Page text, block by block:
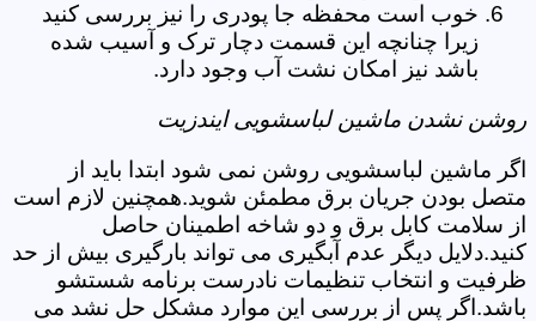
خوب است محفظه جا پودری را نیز بررسی کنید
زیرا چنانچه این قسمت دچار ترک و آسیب شده
باشد نیز امکان نشت آب وجود دارد.
روشن نشدن ماشین لباسشویی ایندزیت
اگر ماشین لباسشویی روشن نمی شود ابتدا باید از
متصل بودن جریان برق مطمئن شوید.همچنین لازم است
از سلامت کابل برق و دو شاخه اطمینان حاصل
کنید.دلایل دیگر عدم آبگیری می تواند بارگیری بیش از حد
ظرفیت و انتخاب تنظیمات نادرست برنامه شستشو
باشد.اگر پس از بررسی این موارد مشکل حل نشد می